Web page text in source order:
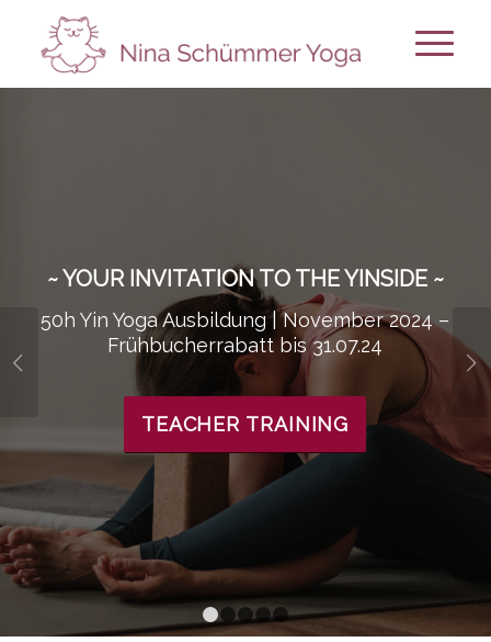
~ YOUR INVITATION TO THE YINSIDE ~
50h Yin Yoga Ausbildung | November 2024 –
Frühbucherrabatt bis 31.07.24
TEACHER TRAINING
Weiter
4